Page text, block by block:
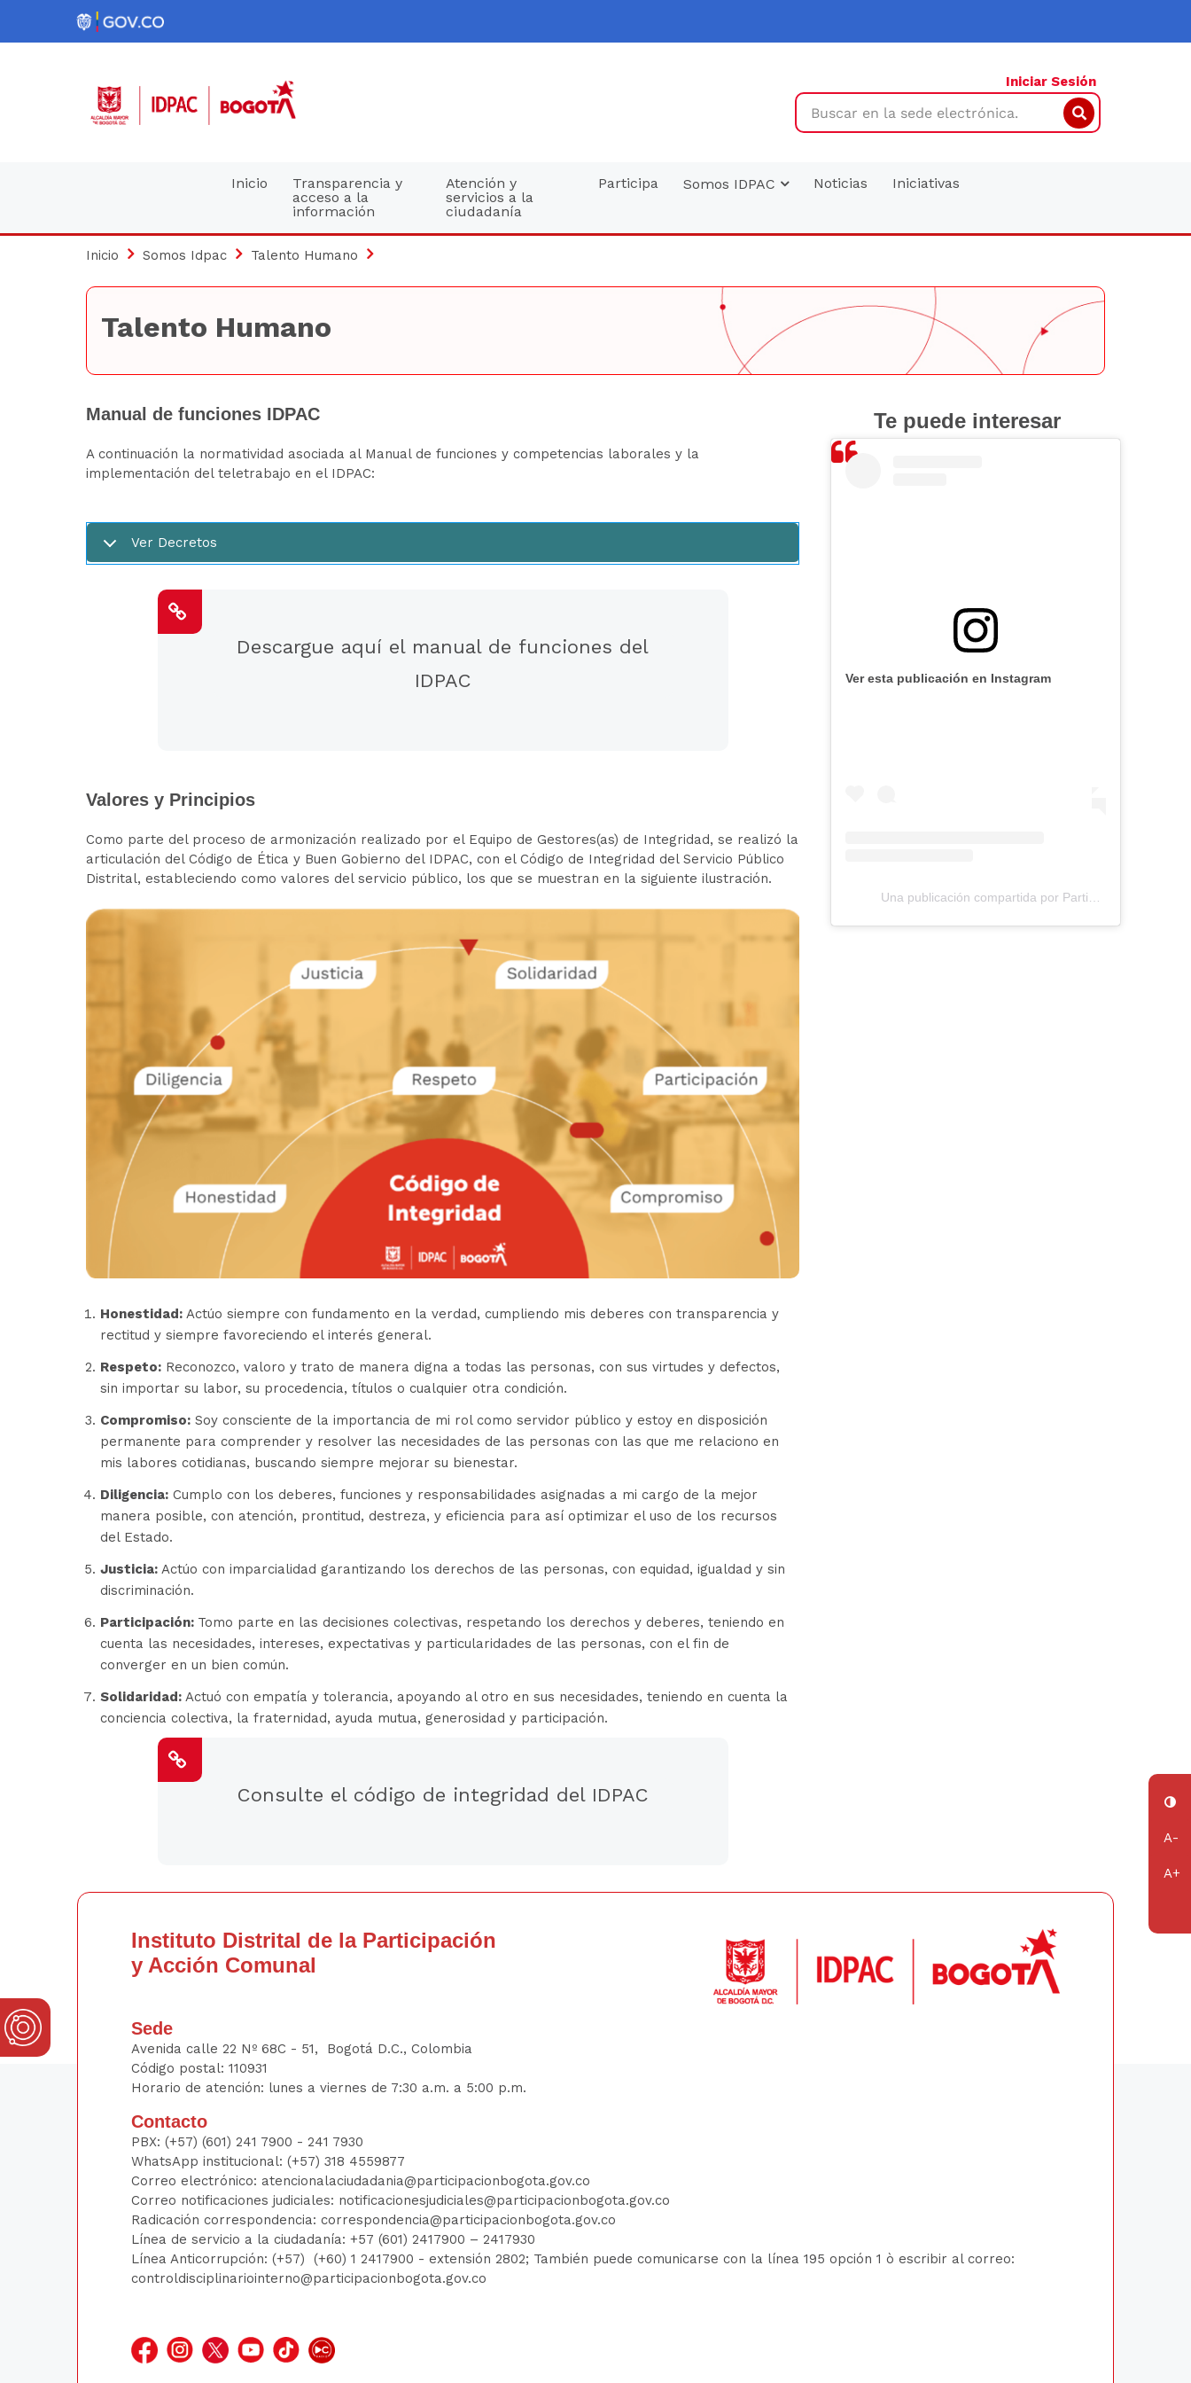
Iniciar Sesión
Search
Inicio
Transparencia y
acceso a la
información
Atención y
servicios a la
ciudadanía
Participa Somos IDPAC Noticias Iniciativas
Inicio Somos Idpac Talento Humano
Talento Humano
Manual de funciones IDPAC
A continuación la normatividad asociada al Manual de funciones y competencias laborales y la
implementación del teletrabajo en el IDPAC:
Ver Decretos
Descargue aquí el manual de funciones del
IDPAC
Valores y Principios
Como parte del proceso de armonización realizado por el Equipo de Gestores(as) de Integridad, se realizó la
articulación del Código de Ética y Buen Gobierno del IDPAC, con el Código de Integridad del Servicio Público
Distrital, estableciendo como valores del servicio público, los que se muestran en la siguiente ilustración.
Honestidad: Actúo siempre con fundamento en la verdad, cumpliendo mis deberes con transparencia y
rectitud y siempre favoreciendo el interés general.
Respeto: Reconozco, valoro y trato de manera digna a todas las personas, con sus virtudes y defectos,
sin importar su labor, su procedencia, títulos o cualquier otra condición.
Compromiso: Soy consciente de la importancia de mi rol como servidor público y estoy en disposición
permanente para comprender y resolver las necesidades de las personas con las que me relaciono en
mis labores cotidianas, buscando siempre mejorar su bienestar.
Diligencia: Cumplo con los deberes, funciones y responsabilidades asignadas a mi cargo de la mejor
manera posible, con atención, prontitud, destreza, y eficiencia para así optimizar el uso de los recursos
del Estado.
Justicia: Actúo con imparcialidad garantizando los derechos de las personas, con equidad, igualdad y sin
discriminación.
Participación: Tomo parte en las decisiones colectivas, respetando los derechos y deberes, teniendo en
cuenta las necesidades, intereses, expectativas y particularidades de las personas, con el fin de
converger en un bien común.
Solidaridad: Actuó con empatía y tolerancia, apoyando al otro en sus necesidades, teniendo en cuenta la
conciencia colectiva, la fraternidad, ayuda mutua, generosidad y participación.
Consulte el código de integridad del IDPAC
Te puede interesar
Ver esta publicación en Instagram
Instituto Distrital de la Participación
y Acción Comunal
Sede
Avenida calle 22 Nº 68C - 51, Bogotá D.C., Colombia
Código postal: 110931
Horario de atención: lunes a viernes de 7:30 a.m. a 5:00 p.m.
Contacto
PBX: (+57) (601) 241 7900 - 241 7930
WhatsApp institucional: (+57) 318 4559877
Correo electrónico: atencionalaciudadania@participacionbogota.gov.co
Correo notificaciones judiciales: notificacionesjudiciales@participacionbogota.gov.co
Radicación correspondencia: correspondencia@participacionbogota.gov.co
Línea de servicio a la ciudadanía: +57 (601) 2417900 – 2417930
Línea Anticorrupción: (+57)
(+60) 1 2417900 - extensión 2802; También puede comunicarse con la línea 195 opción 1 ò escribir al correo:
controldisciplinariointerno@participacionbogota.gov.co